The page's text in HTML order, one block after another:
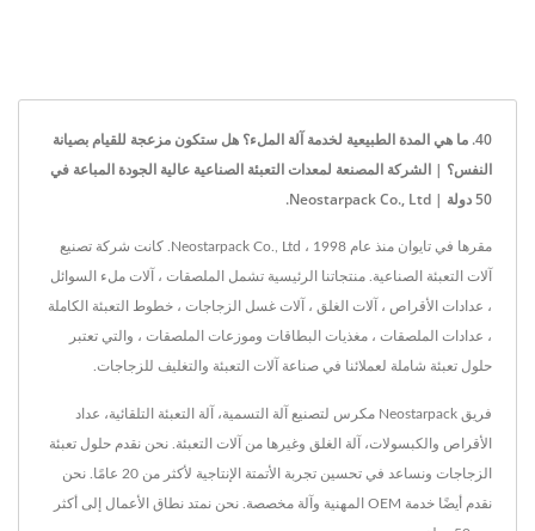
40. ما هي المدة الطبيعية لخدمة آلة الملء؟ هل ستكون مزعجة للقيام بصيانة
النفس؟ | الشركة المصنعة لمعدات التعبئة الصناعية عالية الجودة المباعة في
50 دولة | Neostarpack Co., Ltd.
مقرها في تايوان منذ عام 1998 ، Neostarpack Co., Ltd. كانت شركة تصنيع
آلات التعبئة الصناعية. منتجاتنا الرئيسية تشمل الملصقات ، آلات ملء السوائل
، عدادات الأقراص ، آلات الغلق ، آلات غسل الزجاجات ، خطوط التعبئة الكاملة
، عدادات الملصقات ، مغذيات البطاقات وموزعات الملصقات ، والتي تعتبر
حلول تعبئة شاملة لعملائنا في صناعة آلات التعبئة والتغليف للزجاجات.
فريق Neostarpack مكرس لتصنيع آلة التسمية، آلة التعبئة التلقائية، عداد
الأقراص والكبسولات، آلة الغلق وغيرها من آلات التعبئة. نحن نقدم حلول تعبئة
الزجاجات ونساعد في تحسين تجربة الأتمتة الإنتاجية لأكثر من 20 عامًا. نحن
نقدم أيضًا خدمة OEM المهنية وآلة مخصصة. نحن نمتد نطاق الأعمال إلى أكثر